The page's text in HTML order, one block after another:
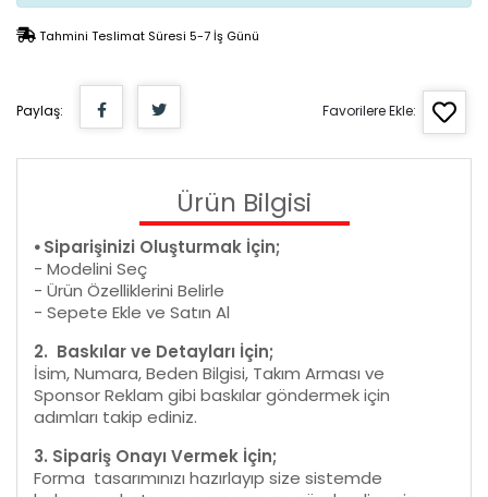
Tahmini Teslimat Süresi 5-7 İş Günü
Paylaş: Favorilere Ekle:
Ürün Bilgisi
⦁ Siparişinizi Oluşturmak İçin;
- Modelini Seç
- Ürün Özelliklerini Belirle
- Sepete Ekle ve Satın Al
2. Baskılar ve Detayları İçin;
İsim, Numara, Beden Bilgisi, Takım Arması ve
Sponsor Reklam gibi baskılar göndermek için
adımları takip ediniz.
3. Sipariş Onayı Vermek İçin;
Forma tasarımınızı hazırlayıp size sistemde